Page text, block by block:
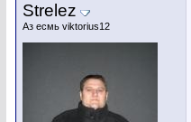
Strelez
Аз есмь viktorius12